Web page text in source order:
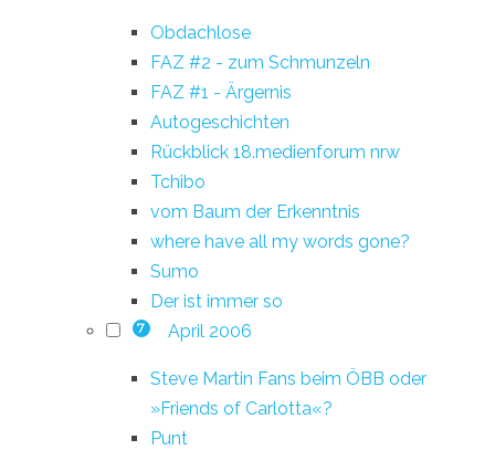
Obdachlose
FAZ #2 - zum Schmunzeln
FAZ #1 - Ärgernis
Autogeschichten
Rückblick 18.medienforum nrw
Tchibo
vom Baum der Erkenntnis
where have all my words gone?
Sumo
Der ist immer so
7 April 2006
Steve Martin Fans beim ÖBB oder
»Friends of Carlotta«?
Punt